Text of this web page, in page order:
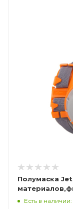
Полумаска
Есть в наличии: